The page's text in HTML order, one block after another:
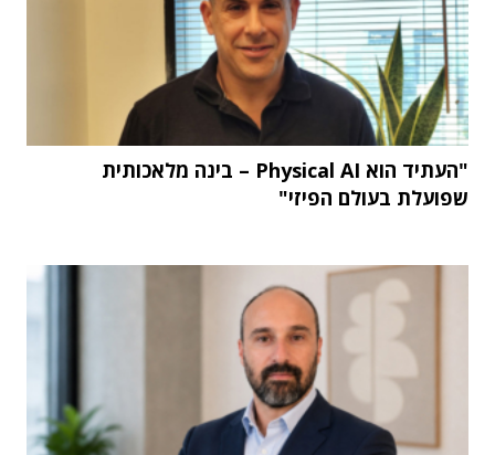
"העתיד הוא Physical AI – בינה מלאכותית
שפועלת בעולם הפיזי"